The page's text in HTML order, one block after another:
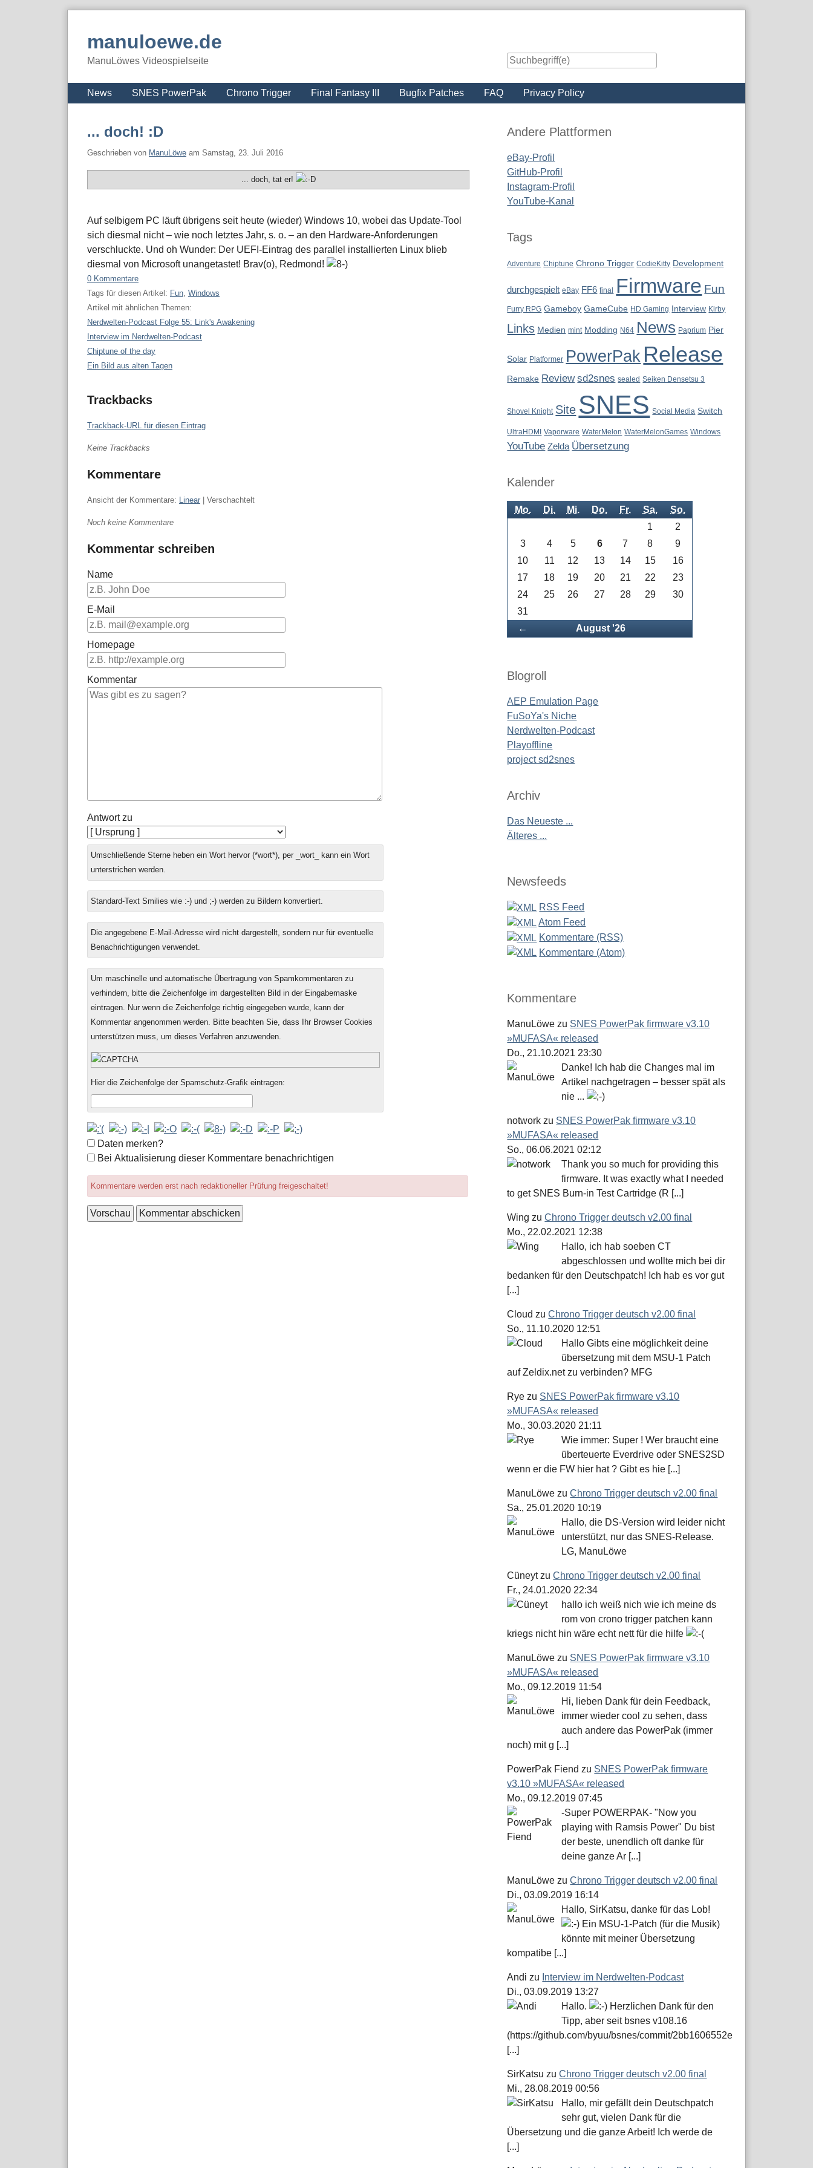
manuloewe.de
ManuLöwes Videospielseite
Navigation
News SNES PowerPak Chrono Trigger Final Fantasy III Bugfix Patches FAQ Privacy Policy
... doch! :D
Geschrieben von ManuLöwe am Samstag, 23. Juli 2016
... doch, tat er!
Auf selbigem PC läuft übrigens seit heute (wieder) Windows 10, wobei das Update-Tool
sich diesmal nicht – wie noch letztes Jahr, s. o. – an den Hardware-Anforderungen
verschluckte. Und oh Wunder: Der UEFI-Eintrag des parallel installierten Linux blieb
diesmal von Microsoft unangetastet! Brav(o), Redmond!
0 Kommentare
Tags für diesen Artikel: Fun, Windows
Artikel mit ähnlichen Themen:
Nerdwelten-Podcast Folge 55: Link's Awakening
Interview im Nerdwelten-Podcast
Chiptune of the day
Ein Bild aus alten Tagen
Trackbacks
Trackback-URL für diesen Eintrag
Keine Trackbacks
Kommentare
Ansicht der Kommentare: Linear | Verschachtelt
Noch keine Kommentare
Kommentar schreiben
Name
E-Mail
Homepage
Kommentar
Antwort zu
Umschließende Sterne heben ein Wort hervor (*wort*), per _wort_ kann ein Wort
unterstrichen werden.
Standard-Text Smilies wie :-) und ;-) werden zu Bildern konvertiert.
Die angegebene E-Mail-Adresse wird nicht dargestellt, sondern nur für eventuelle
Benachrichtigungen verwendet.
Um maschinelle und automatische Übertragung von Spamkommentaren zu
verhindern, bitte die Zeichenfolge im dargestellten Bild in der Eingabemaske
eintragen. Nur wenn die Zeichenfolge richtig eingegeben wurde, kann der
Kommentar angenommen werden. Bitte beachten Sie, dass Ihr Browser Cookies
unterstützen muss, um dieses Verfahren anzuwenden.
Hier die Zeichenfolge der Spamschutz-Grafik eintragen:
Formular-
Optionen
Daten merken?
Bei Aktualisierung dieser Kommentare benachrichtigen
Kommentare werden erst nach redaktioneller Prüfung freigeschaltet!
Seitenleiste
Andere Plattformen
eBay-Profil
GitHub-Profil
Instagram-Profil
YouTube-Kanal
Tags
Adventure Chiptune Chrono Trigger CodieKitty Development
durchgespielt eBay FF6 final Firmware Fun
Furry RPG Gameboy GameCube HD Gaming Interview Kirby
Links Medien mint Modding N64 News Paprium Pier
Solar Platformer PowerPak Release
Remake Review sd2snes sealed Seiken Densetsu 3
Shovel Knight Site SNES Social Media Switch
UltraHDMI Vaporware WaterMelon WaterMelonGames Windows
YouTube Zelda Übersetzung
Kalender
Mo. Di. Mi. Do. Fr. Sa. So.
← August '26
1
2
3
4 5 6 7 8
9
10
11 12 13 14 15
16
17
18 19 20 21 22
23
24
25 26 27 28 29
30
31
Blogroll
AEP Emulation Page
FuSoYa's Niche
Nerdwelten-Podcast
Playoffline
project sd2snes
Archiv
Das Neueste ...
Älteres ...
Newsfeeds
RSS Feed
Atom Feed
Kommentare (RSS)
Kommentare (Atom)
Kommentare
ManuLöwe zu SNES PowerPak firmware v3.10
»MUFASA« released
Do., 21.10.2021 23:30
Danke! Ich hab die Changes mal im
Artikel nachgetragen – besser spät als
nie ...
notwork zu SNES PowerPak firmware v3.10
»MUFASA« released
So., 06.06.2021 02:12
Thank you so much for providing this
firmware. It was exactly what I needed
to get SNES Burn-in Test Cartridge (R [...]
Wing zuChrono Trigger deutsch v2.00 final
Mo., 22.02.2021 12:38
Hallo, ich hab soeben CT
abgeschlossen und wollte mich bei dir
bedanken für den Deutschpatch! Ich hab es vor gut
[...]
Cloud zuChrono Trigger deutsch v2.00 final
So., 11.10.2020 12:51
Hallo Gibts eine möglichkeit deine
übersetzung mit dem MSU-1 Patch
auf Zeldix.net zu verbinden? MFG
Rye zu SNES PowerPak firmware v3.10
»MUFASA« released
Mo., 30.03.2020 21:11
Wie immer: Super ! Wer braucht eine
überteuerte Everdrive oder SNES2SD
wenn er die FW hier hat ? Gibt es hie [...]
ManuLöwe zuChrono Trigger deutsch v2.00 final
Sa., 25.01.2020 10:19
Hallo, die DS-Version wird leider nicht
unterstützt, nur das SNES-Release.
LG, ManuLöwe
CüneytzuChrono Trigger deutsch v2.00 final
Fr., 24.01.2020 22:34
hallo ich weiß nich wie ich meine ds
rom von crono trigger patchen kann
kriegs nicht hin wäre echt nett für die hilfe
ManuLöwe zu SNES PowerPak firmware v3.10
»MUFASA« released
Mo., 09.12.2019 11:54
Hi, lieben Dank für dein Feedback,
immer wieder cool zu sehen, dass
auch andere das PowerPak (immer
noch) mit g [...]
PowerPak Fiend zu SNES PowerPak firmware
v3.10 »MUFASA« released
Mo., 09.12.2019 07:45
-Super POWERPAK- "Now you
playing with Ramsis Power" Du bist
der beste, unendlich oft danke für
deine ganze Ar [...]
ManuLöwe zuChrono Trigger deutsch v2.00 final
Di., 03.09.2019 16:14
Hallo, SirKatsu, danke für das Lob!
Ein MSU-1-Patch (für die Musik)
könnte mit meiner Übersetzung
kompatibe [...]
Andi zu Interview im Nerdwelten-Podcast
Di., 03.09.2019 13:27
Hallo.
Herzlichen Dank für den
Tipp, aber seit bsnes v108.16
(https://github.com/byuu/bsnes/commit/2bb1606552e
[...]
SirKatsu zuChrono Trigger deutsch v2.00 final
Mi., 28.08.2019 00:56
Hallo, mir gefällt dein Deutschpatch
sehr gut, vielen Dank für die
Übersetzung und die ganze Arbeit! Ich werde de
[...]